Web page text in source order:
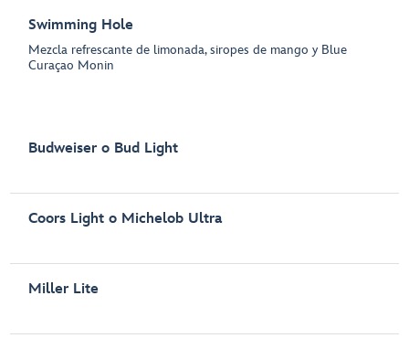
Swimming Hole
Mezcla refrescante de limonada, siropes de mango y Blue
Curaçao Monin
Budweiser o Bud Light
Coors Light o Michelob Ultra
Miller Lite